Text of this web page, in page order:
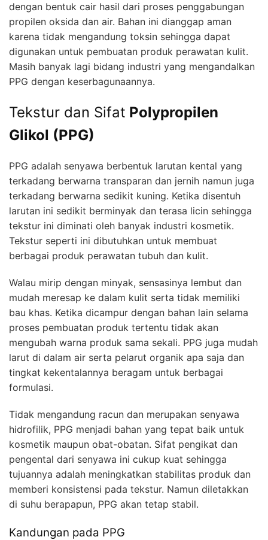
dengan bentuk cair hasil dari proses penggabungan
propilen oksida dan air. Bahan ini dianggap aman
karena tidak mengandung toksin sehingga dapat
digunakan untuk pembuatan produk perawatan kulit.
Masih banyak lagi bidang industri yang mengandalkan
PPG dengan keserbagunaannya.
Tekstur dan Sifat Polypropilen
Glikol (PPG)
PPG adalah senyawa berbentuk larutan kental yang
terkadang berwarna transparan dan jernih namun juga
terkadang berwarna sedikit kuning. Ketika disentuh
larutan ini sedikit berminyak dan terasa licin sehingga
tekstur ini diminati oleh banyak industri kosmetik.
Tekstur seperti ini dibutuhkan untuk membuat
berbagai produk perawatan tubuh dan kulit.
Walau mirip dengan minyak, sensasinya lembut dan
mudah meresap ke dalam kulit serta tidak memiliki
bau khas. Ketika dicampur dengan bahan lain selama
proses pembuatan produk tertentu tidak akan
mengubah warna produk sama sekali. PPG juga mudah
larut di dalam air serta pelarut organik apa saja dan
tingkat kekentalannya beragam untuk berbagai
formulasi.
Tidak mengandung racun dan merupakan senyawa
hidrofilik, PPG menjadi bahan yang tepat baik untuk
kosmetik maupun obat-obatan. Sifat pengikat dan
pengental dari senyawa ini cukup kuat sehingga
tujuannya adalah meningkatkan stabilitas produk dan
memberi konsistensi pada tekstur. Namun diletakkan
di suhu berapapun, PPG akan tetap stabil.
Kandungan pada PPG